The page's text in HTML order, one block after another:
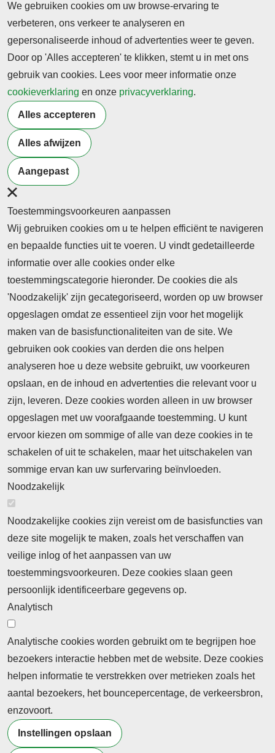
Terug naar nieuwsoverzicht
Meer artikelen van
Burgerschap
We gebruiken cookies om uw browse-ervaring te
verbeteren, ons verkeer te analyseren en
gepersonaliseerde inhoud of advertenties weer te geven.
Door op 'Alles accepteren' te klikken, stemt u in met ons
gebruik van cookies. Lees voor meer informatie onze
cookieverklaring en onze privacyverklaring.
Alles accepteren
Alles afwijzen
Aangepast
Toestemmingsvoorkeuren aanpassen
Wij gebruiken cookies om u te helpen efficiënt te navigeren
en bepaalde functies uit te voeren. U vindt gedetailleerde
informatie over alle cookies onder elke
toestemmingscategorie hieronder. De cookies die als
'Noodzakelijk' zijn gecategoriseerd, worden op uw browser
opgeslagen omdat ze essentieel zijn voor het mogelijk
maken van de basisfunctionaliteiten van de site. We
gebruiken ook cookies van derden die ons helpen
analyseren hoe u deze website gebruikt, uw voorkeuren
opslaan, en de inhoud en advertenties die relevant voor u
zijn, leveren. Deze cookies worden alleen in uw browser
opgeslagen met uw voorafgaande toestemming. U kunt
ervoor kiezen om sommige of alle van deze cookies in te
schakelen of uit te schakelen, maar het uitschakelen van
sommige ervan kan uw surfervaring beïnvloeden.
Noodzakelijk
Noodzakelijke cookies zijn vereist om de basisfuncties van
deze site mogelijk te maken, zoals het verschaffen van
veilige inlog of het aanpassen van uw
toestemmingsvoorkeuren. Deze cookies slaan geen
persoonlijk identificeerbare gegevens op.
Analytisch
Analytische cookies worden gebruikt om te begrijpen hoe
bezoekers interactie hebben met de website. Deze cookies
helpen informatie te verstrekken over metrieken zoals het
aantal bezoekers, het bouncepercentage, de verkeersbron,
enzovoort.
Instellingen opslaan
Nieuws
Neem contact op
Algemene Leveringsvoorwaarden
Cookieverklaring
Privacyverklaring
Abonnementinformatie Inlogprocedure
Nieuws
Laatste nieuws
Meld u aan voor onze nieuwsbrief
Ontvang 2 keer per maand de nieuwsbrief met
persberichten, actualiteiten, nieuws en personalia uit het
beroepsonderwijs.